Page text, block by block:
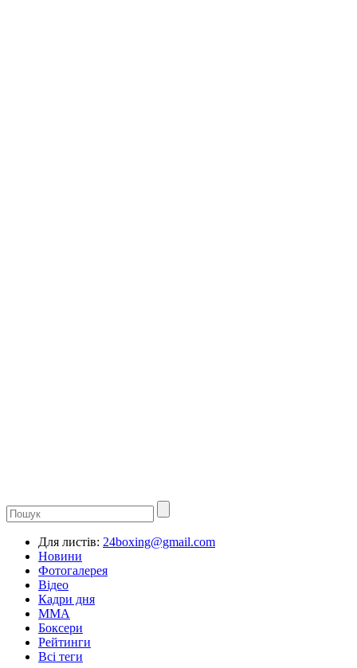
Для листів: 24boxing@gmail.com
Новини
Фотогалерея
Відео
Кадри дня
ММА
Боксери
Рейтинги
Всі теги